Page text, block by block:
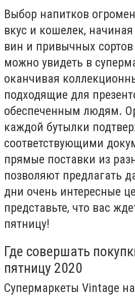
Выбор напитков
вкус и кошелек,
вин и привычных
можно увидеть в
оканчивая
подходящие для
обеспеченным людям.
каждой бутылки
соответствующими
прямые поставки из
позволяют предлагать
дни очень интересные
представьте, что вас
пятницу!
Где совершать
пятницу 2020
Супермаркеты Vintage